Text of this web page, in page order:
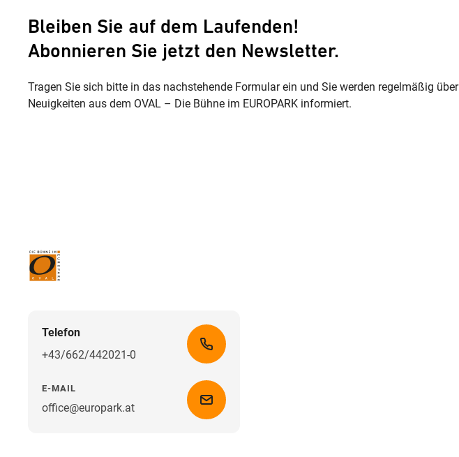
Bleiben Sie auf dem Laufenden!
Abonnieren Sie jetzt den Newsletter.
Tragen Sie sich bitte in das nachstehende Formular ein und Sie werden regelmäßig über
Neuigkeiten aus dem OVAL – Die Bühne im EUROPARK informiert.
Telefon
+43/662/442021-0
E-MAIL
office@europark.at